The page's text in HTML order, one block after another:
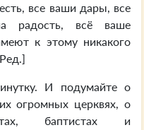
все ваши дары, все
радость, всё ваше
к этому никакого
И подумайте о
огромных церквях, о
баптистах и